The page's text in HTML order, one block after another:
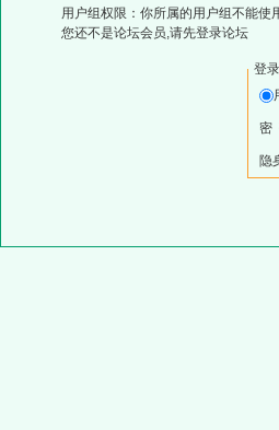
用户组权限：你所属的用户组不能使
您还不是论坛会员,请先登录论坛
登录
密
隐